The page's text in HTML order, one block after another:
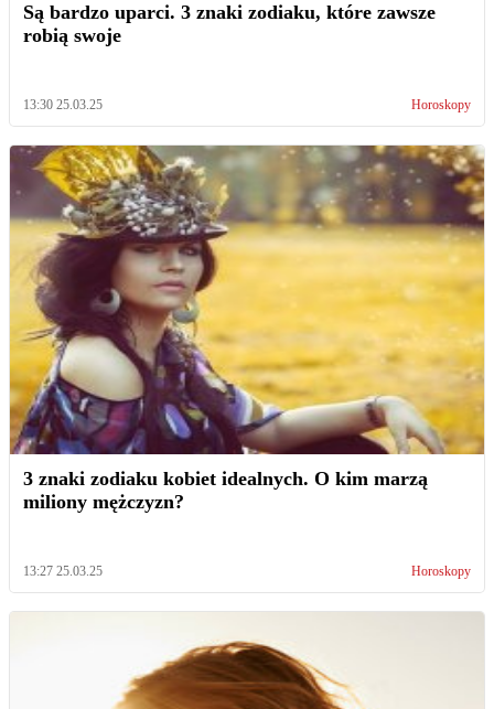
Są bardzo uparci. 3 znaki zodiaku, które zawsze
robią swoje
13:30 25.03.25 Horoskopy
3 znaki zodiaku kobiet idealnych. O kim marzą
miliony mężczyzn?
13:27 25.03.25 Horoskopy